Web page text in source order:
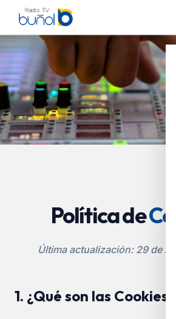
Política de
Última actualización: 29 de
1. ¿Qué son las Cookies?